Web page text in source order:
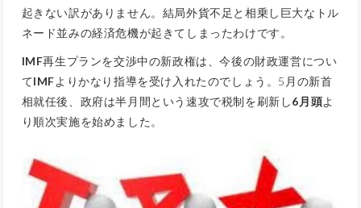
起きない訳がありません。結局外貨不足と相乗し巨大なトル
ネード並みの経済危機が起きてしまったわけです。
IMF再生プランを交渉中の新政権は、今後の財政運営につい
てIMFよりかなり指導を受け入れたのでしょう。5月の新首
相就任後、政府は半月間という速攻で税制を刷新し6月頭よ
り順次実施を始めました。